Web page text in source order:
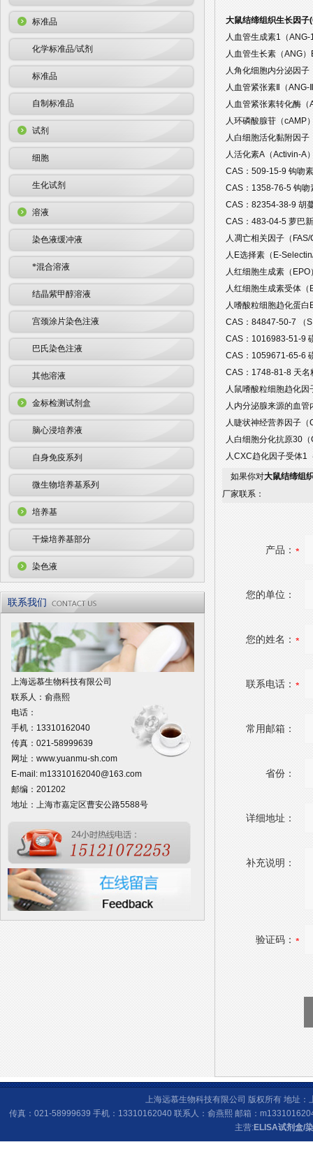
标准品
化学标准品/试剂
标准品
自制标准品
试剂
细胞
生化试剂
溶液
染色液缓冲液
*混合溶液
结晶紫甲醇溶液
宫颈涂片染色注液
巴氏染色注液
其他溶液
金标检测试剂盒
脑心浸培养液
自身免疫系列
微生物培养基系列
培养基
干燥培养基部分
染色液
联系我们
上海远慕生物科技有限公司
联系人：俞燕熙
电话：
手机：13310162040
传真：021-58999639
网址： www.yuanmu-sh.com
E-mail: m13310162040@163.com
邮编：201202
地址：上海市嘉定区曹安公路5588号
大鼠结缔组织生长因子
人血管生成素1（
人血管生长素（ANG
人角化细胞内分泌因
人血管紧张素Ⅱ（ANG-
人血管紧张素转化酶
人环磷酸腺苷（cAMP
人白细胞活化黏附因
人活化素A（Activin-A
CAS：509-15-9 钩吻
CAS：1358-76-5 钩吻
CAS：82354-38-9 胡
CAS：483-04-5 萝巴
人凋亡相关因子（
人E选择素（E-
人红细胞生成素（
人红细胞生成素受体
人嗜酸粒细胞趋化蛋
CAS：84847-50-7 （
CAS：1016983-51-9
CAS：1059671-65-6
CAS：1748-81-8 天名
人鼠嗜酸粒细胞趋化
人内分泌腺来源的血
人睫状神经营养因子
人白细胞分化抗原30
人CXC趋化因子受体1
如果你对大鼠结缔组
厂家联系：
产品：
您的单位：
您的姓名：
联系电话：
常用邮箱：
省份：
详细地址：
补充说明：
验证码：
上海远慕生物科技有限公司 版权所有 地址
传真：021-58999639 手机：13310162040 联系人：俞燕熙 邮箱：
主营:ELISA试剂盒/